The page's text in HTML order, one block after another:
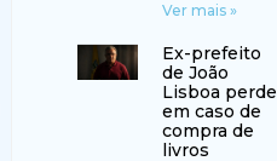
Ver mais »
Ex-prefeito
de João
Lisboa perde
em caso de
compra de
livros